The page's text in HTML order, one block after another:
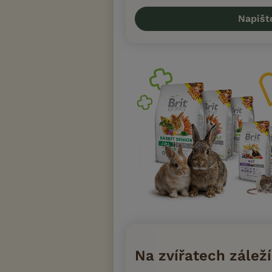
Na zvířatech záleží